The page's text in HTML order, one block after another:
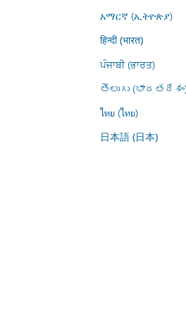
አማርኛ (ኢትዮጵያ)
हिन्दी (भारत)
ਪੰਜਾਬੀ (ਭਾਰਤ)
తెలుగు
ไทย (ไทย)
日本語 (日本)